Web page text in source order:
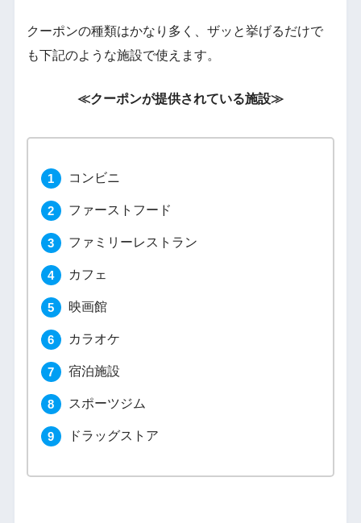
クーポンの種類はかなり多く、ザッと挙げるだけで
も下記のような施設で使えます。
≪クーポンが提供されている施設≫
コンビニ
ファーストフード
ファミリーレストラン
カフェ
映画館
カラオケ
宿泊施設
スポーツジム
ドラッグストア